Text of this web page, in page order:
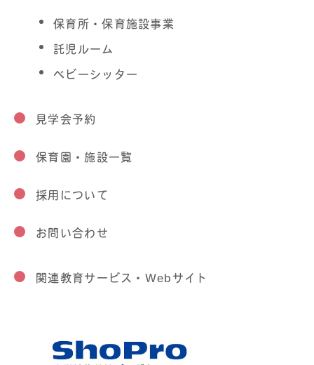
保育所・保育施設事業
託児ルーム
ベビーシッター
見学会予約
保育園・施設一覧
採用について
お問い合わせ
関連教育サービス・Webサイト